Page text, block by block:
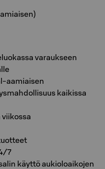
varaukseen
aamiaisen
kaikissa
7
käyttö aukioloaikojen